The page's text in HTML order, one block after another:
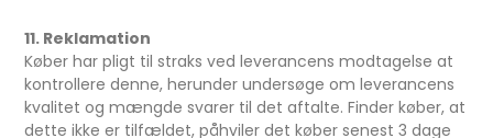
11. Reklamation
Køber har pligt til straks ved leverancens modtagelse at
kontrollere denne, herunder undersøge om leverancens
kvalitet og mængde svarer til det aftalte. Finder køber, at
dette ikke er tilfældet, påhviler det køber senest 3 dage